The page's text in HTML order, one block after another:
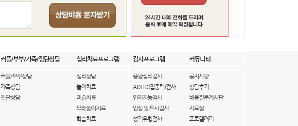
커플/부부/가족/집단상담 심리치료프로그램 검사프로그램 커뮤니티
커플/부부상담
가족상담
집단상담
심리상담
놀이치료
미술치료
모래놀이치료
학습치료
종합심리검사
ADHD(집중력)검사
인지지능검사
인성 및 투사검사
성격유형검사
공지사항
상담후기
비용질문게시판
자료실
포토갤러리